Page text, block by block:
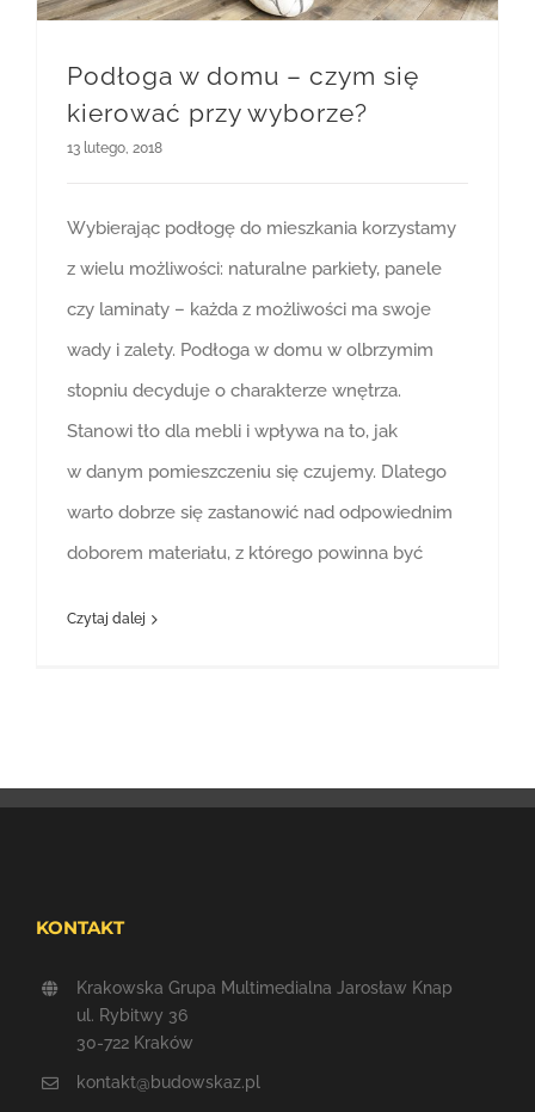
Podłoga w domu – czym się
kierować przy wyborze?
13 lutego, 2018
Wybierając podłogę do mieszkania korzystamy
z wielu możliwości: naturalne parkiety, panele
czy laminaty – każda z możliwości ma swoje
wady i zalety. Podłoga w domu w olbrzymim
stopniu decyduje o charakterze wnętrza.
Stanowi tło dla mebli i wpływa na to, jak
w danym pomieszczeniu się czujemy. Dlatego
warto dobrze się zastanowić nad odpowiednim
doborem materiału, z którego powinna być
Czytaj dalej
KONTAKT
Krakowska Grupa Multimedialna Jarosław Knap
ul. Rybitwy 36
30-722 Kraków
kontakt@budowskaz.pl